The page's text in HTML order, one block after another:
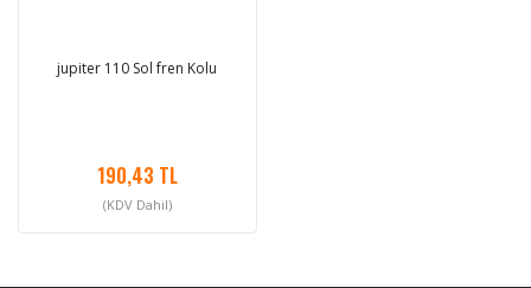
jupiter 110 Sol fren Kolu
190,43 TL
(KDV Dahil)